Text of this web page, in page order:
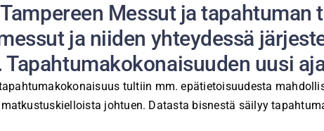
Messut ja
ja niiden yhteydessä
uusi
tultiin mm. epätietoisuudesta
johtuen. Datasta bisnestä säilyy